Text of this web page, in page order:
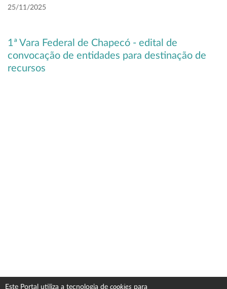
25/11/2025
1ª Vara Federal de Chapecó - edital de
convocação de entidades para destinação de
recursos
Este Portal utiliza a tecnologia de cookies para